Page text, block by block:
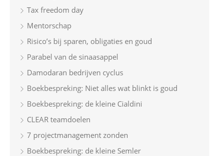
Tax freedom day
Mentorschap
Risico’s bij sparen, obligaties en goud
Parabel van de sinaasappel
Damodaran bedrijven cyclus
Boekbespreking: Niet alles wat blinkt is goud
Boekbespreking: de kleine Cialdini
CLEAR teamdoelen
7 projectmanagement zonden
Boekbespreking: de kleine Semler